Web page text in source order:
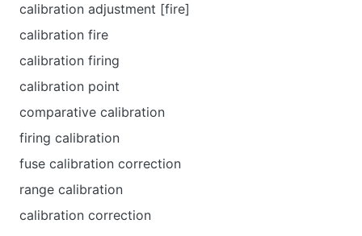
calibration adjustment [fire]
calibration fire
calibration firing
calibration point
comparative calibration
firing calibration
fuse calibration correction
range calibration
calibration correction